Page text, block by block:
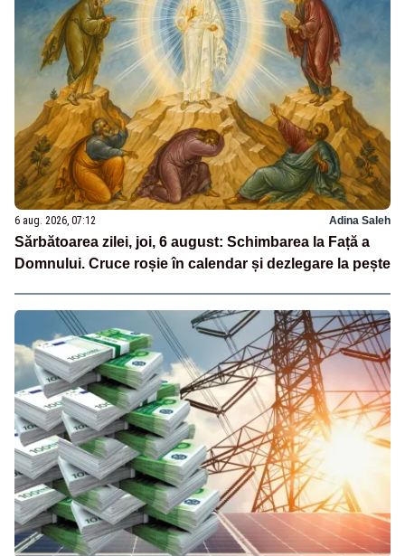
6 aug. 2026, 07:12 Adina Saleh
Sărbătoarea zilei, joi, 6 august: Schimbarea la Față a
Domnului. Cruce roșie în calendar și dezlegare la pește